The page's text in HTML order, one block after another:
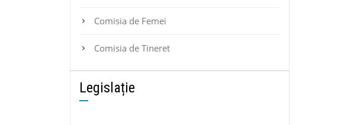
Comisia de Femei
Comisia de Tineret
Legislație